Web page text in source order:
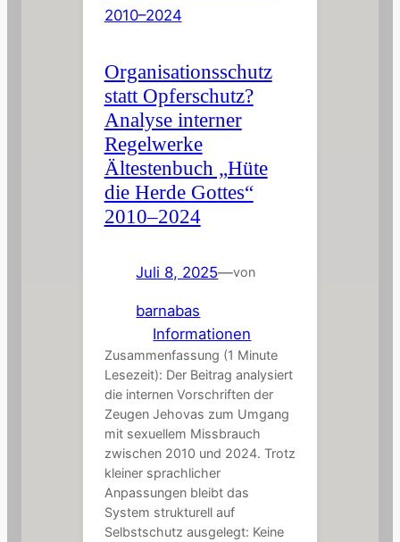
Organisationsschutz
statt Opferschutz?
Analyse interner
Regelwerke
Ältestenbuch „Hüte
die Herde Gottes“
2010–2024
Juli 8, 2025—von
barnabas
Informationen
Zusammenfassung (1 Minute
Lesezeit): Der Beitrag analysiert
die internen Vorschriften der
Zeugen Jehovas zum Umgang
mit sexuellem Missbrauch
zwischen 2010 und 2024. Trotz
kleiner sprachlicher
Anpassungen bleibt das
System strukturell auf
Selbstschutz ausgelegt: Keine